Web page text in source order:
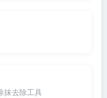
抹去除工具